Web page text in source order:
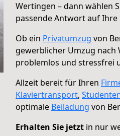
Wertingen – dann wählen
passende Antwort auf Ihre
Ob ein Privatumzug von
gewerblicher Umzug nach
problemlos und stressfrei
Allzeit bereit für Ihren
Klaviertransport,
optimale Beiladung von
Erhalten Sie jetzt in nur